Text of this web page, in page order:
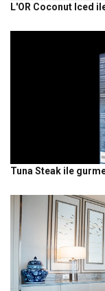
L'OR Coconut Iced
Tuna Steak ile